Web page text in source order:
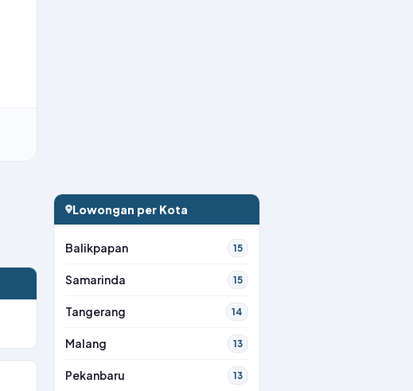
Lowongan per Kota
Balikpapan 15
Samarinda 15
Tangerang 14
Malang 13
Pekanbaru 13